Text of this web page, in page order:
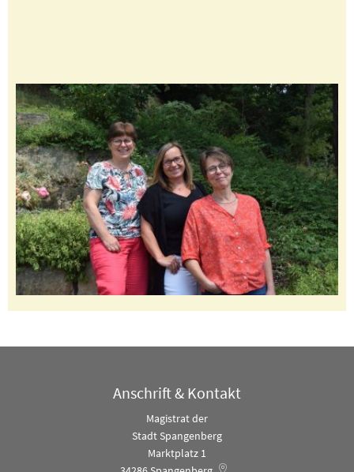
Anschrift & Kontakt
Magistrat der
Stadt Spangenberg
Marktplatz 1